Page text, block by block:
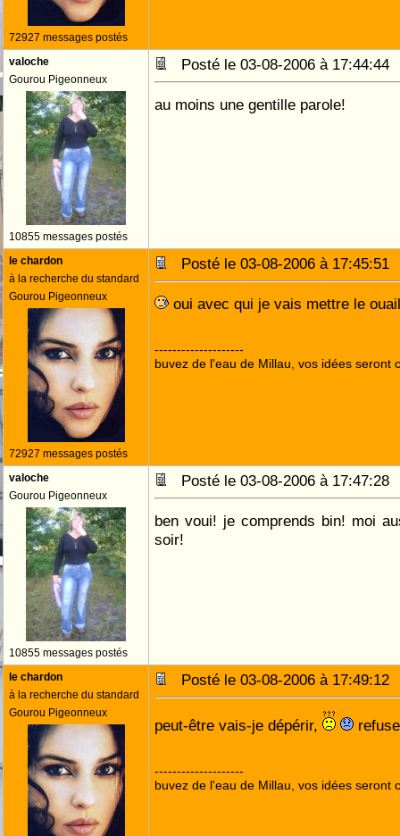
72927 messages postés
valoche
Gourou Pigeonneux
10855 messages postés
Posté le 03-08-2006 à
au moins une gentille parole!
le chardon
à la recherche du standard
Gourou Pigeonneux
72927 messages postés
Posté le 03-08-2006 à
oui avec qui je vais mettre le
--------------------
buvez de l'eau de Millau, vos idées seront
valoche
Gourou Pigeonneux
10855 messages postés
Posté le 03-08-2006 à
ben voui! je comprends bin! moi
soir!
le chardon
à la recherche du standard
Gourou Pigeonneux
Posté le 03-08-2006 à
peut-être vais-je dépérir,
--------------------
buvez de l'eau de Millau, vos idées seront